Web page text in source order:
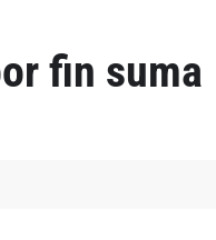
fin suma